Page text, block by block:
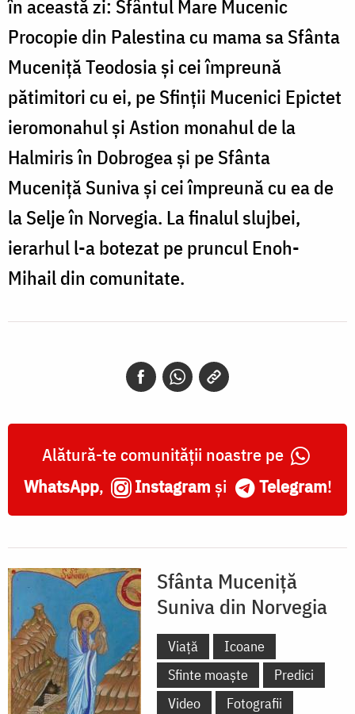
în această zi: Sfântul Mare Mucenic
Procopie din Palestina cu mama sa Sfânta
Muceniță Teodosia și cei împreună
pătimitori cu ei, pe Sfinții Mucenici Epictet
ieromonahul și Astion monahul de la
Halmiris în Dobrogea și pe Sfânta
Muceniță Suniva și cei împreună cu ea de
la Selje în Norvegia. La finalul slujbei,
ierarhul l-a botezat pe pruncul Enoh-
Mihail din comunitate.
Alătură-te comunității noastre pe
WhatsApp, Instagram și Telegram!
Sfânta Muceniță
Suniva din Norvegia
Viață
Icoane
Sfinte moaște
Predici
Video
Fotografii